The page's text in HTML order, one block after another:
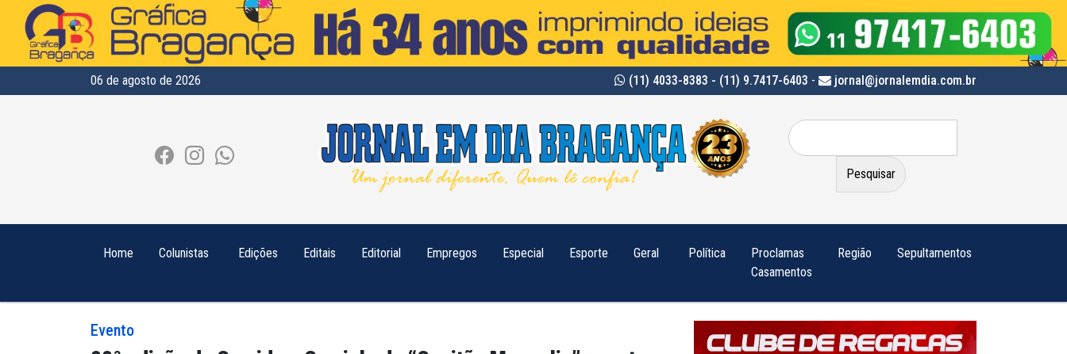
06 de agosto de 2026 (11) 4033-8383 - (11) 9.7417-6403 - jornal@jornalemdia.com.br
Pesquisar
por:
Home Colunistas Edições Editais Editorial Empregos Especial Esporte Geral Política
Proclamas
Casamentos
Região Sepultamentos
Evento